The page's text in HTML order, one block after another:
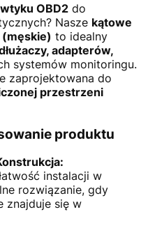
wtyku OBD2 do
Nasze kątowe
(męskie) to idealny
adapterów,
systemów monitoringu.
zaprojektowana do
przestrzeni
produktu
instalacji w
rozwiązanie, gdy
znajduje się w